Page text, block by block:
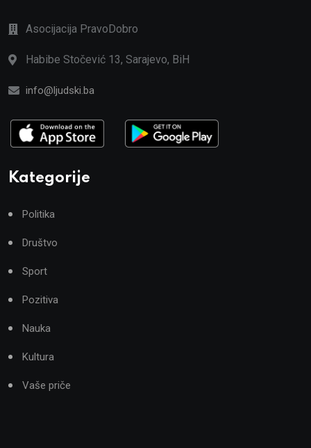
Asocijacija PravoDobro
Habibe Stočević 13, Sarajevo, BiH
info@ljudski.ba
Kategorije
Politika
Društvo
Sport
Pozitiva
Nauka
Kultura
Vaše priče